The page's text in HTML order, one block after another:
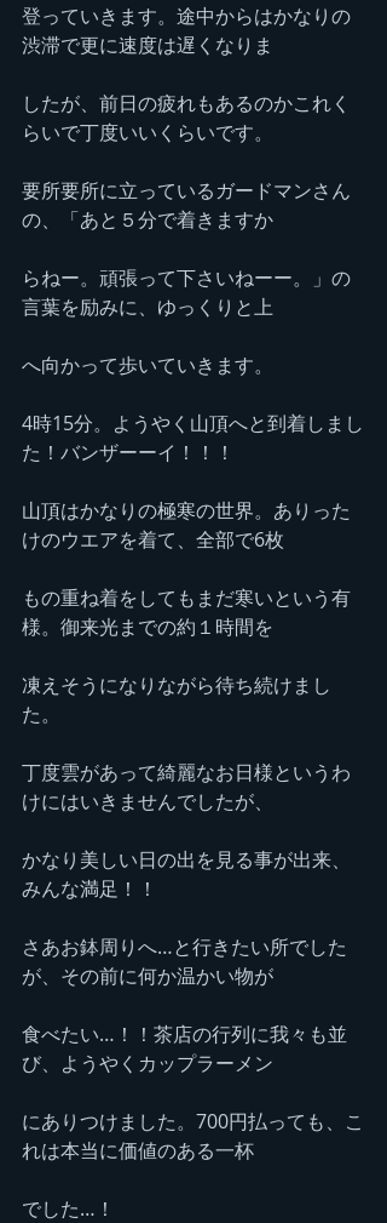
登っていきます。途中からはかなりの
渋滞で更に速度は遅くなりま
したが、前日の疲れもあるのかこれく
らいで丁度いいくらいです。
要所要所に立っているガードマンさん
の、「あと５分で着きますか
らねー。頑張って下さいねーー。」の
言葉を励みに、ゆっくりと上
へ向かって歩いていきます。
4時15分。ようやく山頂へと到着しまし
た！バンザーーイ！！！
山頂はかなりの極寒の世界。ありった
けのウエアを着て、全部で6枚
もの重ね着をしてもまだ寒いという有
様。御来光までの約１時間を
凍えそうになりながら待ち続けまし
た。
丁度雲があって綺麗なお日様というわ
けにはいきませんでしたが、
かなり美しい日の出を見る事が出来、
みんな満足！！
さあお鉢周りへ…と行きたい所でした
が、その前に何か温かい物が
食べたい…！！茶店の行列に我々も並
び、ようやくカップラーメン
にありつけました。700円払っても、こ
れは本当に価値のある一杯
でした…！